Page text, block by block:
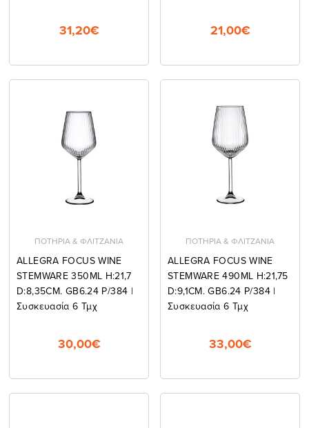
31,20€ 21,00€
ΠΟΤΗΡΙΑ & ΦΛΙΤΖΑΝΙΑ
ALLEGRA FOCUS WINE
STEMWARE 350ML H:21,7
D:8,35CM. GB6.24 P/384 |
Συσκευασία 6 Τμχ
30,00€
ΠΟΤΗΡΙΑ & ΦΛΙΤΖΑΝΙΑ
ALLEGRA FOCUS WINE
STEMWARE 490ML H:21,75
D:9,1CM. GB6.24 P/384 |
Συσκευασία 6 Τμχ
33,00€